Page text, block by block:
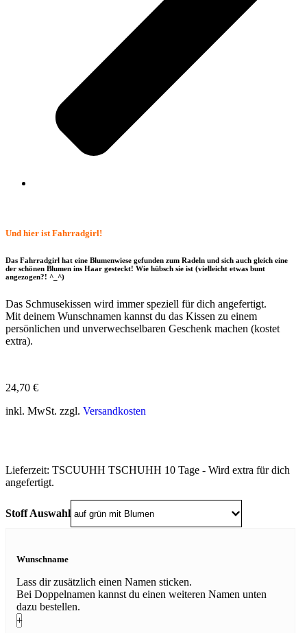
Und hier ist Fahrradgirl!
Das Fahrradgirl hat eine Blumenwiese gefunden zum Radeln und sich auch gleich eine
der schönen Blumen ins Haar gesteckt! Wie hübsch sie ist (vielleicht etwas bunt
angezogen?! ^_^)
Das Schmusekissen wird immer speziell für dich angefertigt.
Mit deinem Wunschnamen kannst du das Kissen zu einem
persönlichen und unverwechselbaren Geschenk machen (kostet
extra).
24,70 €
inkl. MwSt. zzgl. Versandkosten
Lieferzeit: TSCUUHH TSCHUHH 10 Tage - Wird extra für dich
angefertigt.
Stoff Auswahl
Wunschname
Lass dir zusätzlich einen Namen sticken.
Bei Doppelnamen kannst du einen weiteren Namen unten
dazu bestellen.
+